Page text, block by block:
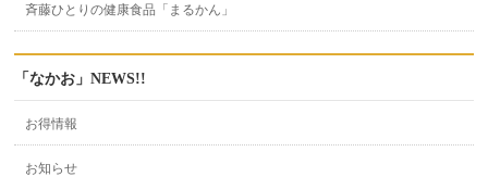
斉藤ひとりの健康食品「まるかん」
「なかお」NEWS!!
お得情報
お知らせ